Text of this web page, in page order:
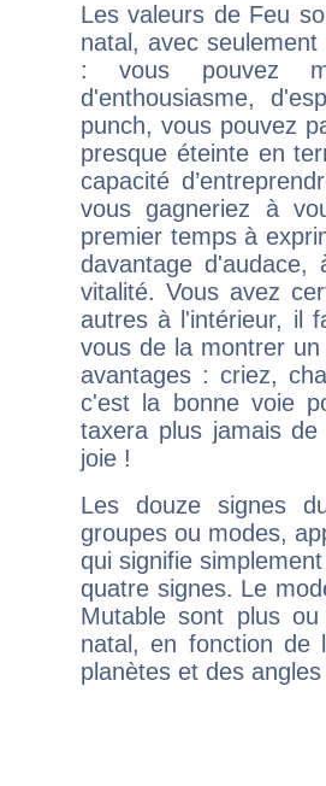
Les valeurs de Feu
natal, avec
: vous pouvez
d'enthousiasme,
punch, vous pouvez
presque éteinte en
capacité
vous gagneriez à
premier temps à
davantage
vitalité. Vous avez
autres à l'intérieur, il
vous de la montrer
avantages : criez,
c'est la bonne voie
taxera plus jamais
joie !
Les douze signes
groupes ou modes,
qui signifie
quatre signes. Le
Mutable sont plus
natal, en fonction de
planètes et des